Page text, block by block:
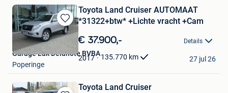
Bewaren
in
Mijn
Favorieten
Toyota Land Cruiser AUTOMAAT
*31322+btw* +Lichte vracht +Cam
€ 37.900,- Details
2017 135.770 km
Garage Luk Delanote BVBA
Poperinge
27 jul 26
Toyota Land Cruiser